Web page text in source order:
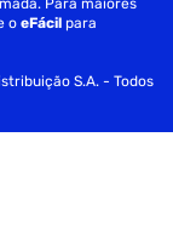
Para maiores
oeFácil para
S.A. - Todos